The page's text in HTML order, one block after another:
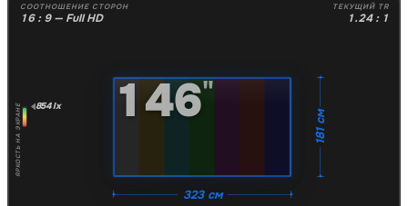
СООТНОШЕНИЕ СТОРОН
16 : 9 — Full HD
ТЕКУЩИЙ TR
1.24 : 1
146"
323 см
181 см
ЯРКОСТЬ НА ЭКРАНЕ 854 lx